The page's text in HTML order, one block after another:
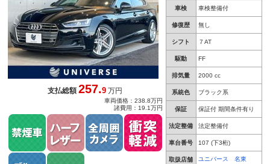
車検 車検整備付
修復歴 無し
シフト ７AT
駆動 FF
排気量 2000 cc
系統色 ブラック系
保証 保証付 期間条件有り
法定整備 法定整備付
車台番号 107 (下3桁)
取扱店舗 ユニバース 名東
支払総額257.9 万円
車両価格：238.8万円
諸費用：19.1万円